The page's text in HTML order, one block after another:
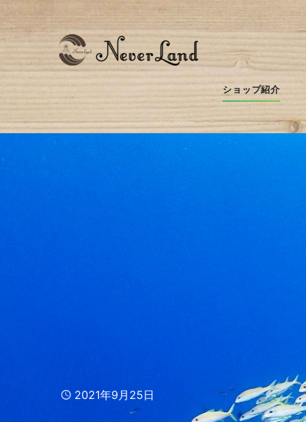
ショップ紹介
Published
2021年9月25日